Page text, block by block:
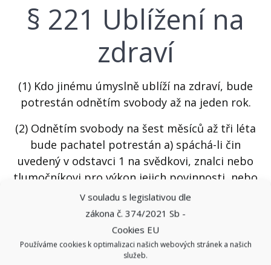
V souladu s legislativou dle
zákona č. 374/2021 Sb -
Cookies EU
Používáme cookies k optimalizaci našich webových stránek a našich
služeb.
§ 221 Ublížení na
zdraví
(1) Kdo jinému úmyslně ublíží na zdraví, bude
potrestán odnětím svobody až na jeden rok.
(2) Odnětím svobody na šest měsíců až tři léta
bude pachatel potrestán a) spáchá-li čin
uvedený v odstavci 1 na svědkovi, znalci nebo
tlumočníkovi pro výkon jejich povinnosti, nebo
b) spáchá-li takový čin na jiném pro jeho
politické přesvědčení, národnost, rasu, vyznání
nebo protože je bez vyznání.
(3) Odnětím svobody na jeden rok až pět let